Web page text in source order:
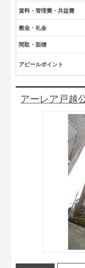
賃料・管理費・共益費
敷金・礼金
間取・面積
アピールポイント
アーレア戸越